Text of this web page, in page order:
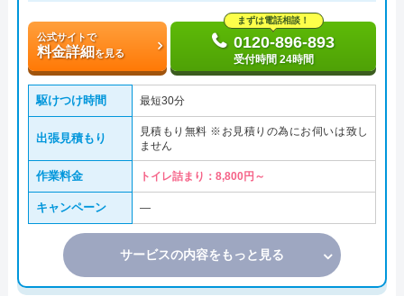
公式サイトで
料金詳細 を見る
まずは電話相談！
0120-896-893
受付時間 24時間
駆けつけ時間 最短30分
出張見積もり
見積もり無料 ※お見積りの為にお伺いは致し
ません
作業料金 トイレ詰まり：8,800円～
キャンペーン ―
サービスの内容をもっと見る